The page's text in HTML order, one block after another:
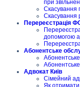
при
Скасування
Скасування
Перереєстрація
допомогою
Абонентське
Адвокат Київ
Сімейний